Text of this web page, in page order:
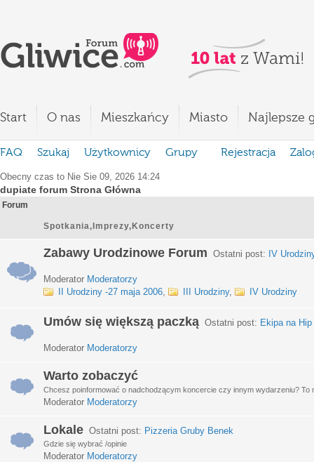
Start O nas Mieszkańcy Miasto Najlepsze
FAQ Szukaj Użytkownicy Grupy Rejestracja
Obecny czas to Nie Sie 09, 2026 14:24
dupiate forum Strona Główna
Forum
Spotkania,Imprezy,Koncerty
Zabawy Urodzinowe Forum Ostatni post: IV
Moderator Moderatorzy
II Urodziny -27 maja 2006, III Urodziny, IV Urodziny
Umów się większą paczką Ostatni post: Ekipa na
Moderator Moderatorzy
Warto zobaczyć
Chcesz poinformować o nadchodzącym koncercie czy innym wydarzeniu? To
Moderator Moderatorzy
Lokale Ostatni post: Pizzeria Gruby Benek
Gdzie się wybrać /opinie
Moderator Moderatorzy